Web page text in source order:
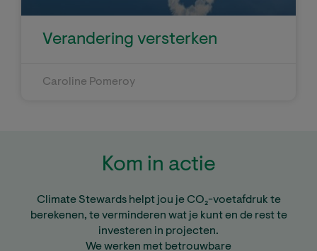
Verandering versterken
Caroline Pomeroy
Kom in actie
Climate Stewards helpt jou je CO₂-voetafdruk te
berekenen, te verminderen wat je kunt en de rest te
investeren in projecten.
We werken met betrouwbare